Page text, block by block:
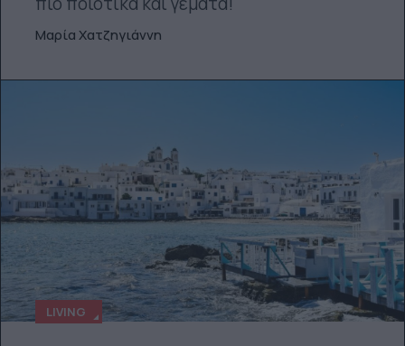
Μαρία Χατζηγιάννη
LIVING